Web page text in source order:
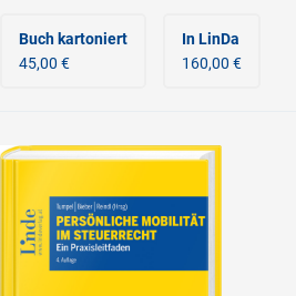
Buch kartoniert
45,00 €
In LinDa
160,00 €